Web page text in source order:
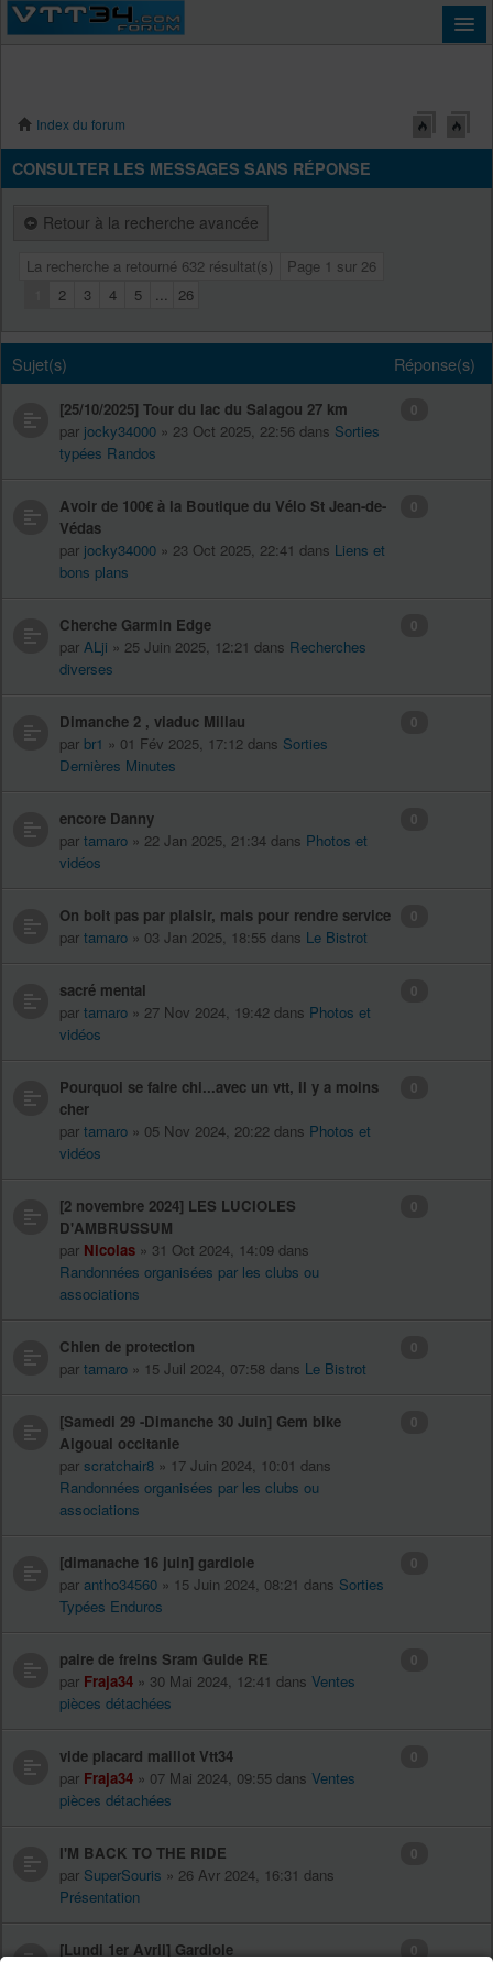
Index du forum
CONSULTER LES MESSAGES SANS RÉPONSE
Retour à la recherche avancée
La recherche a retourné 632 résultat(s) Page 1 sur 26
2 3 4 5 ... 26
Sujet(s) Réponse(s)
[25/10/2025] Tour du lac du Salagou 27 km
par jocky34000 » 23 Oct 2025, 22:56 dans Sorties
typées Randos
0
Avoir de 100€ à la Boutique du Vélo St Jean-de-
Védas
par jocky34000 » 23 Oct 2025, 22:41 dans Liens et
bons plans
0
Cherche Garmin Edge
par ALji » 25 Juin 2025, 12:21 dans Recherches
diverses
0
Dimanche 2 , viaduc Millau
par br1 » 01 Fév 2025, 17:12 dans Sorties
Dernières Minutes
0
encore Danny
par tamaro » 22 Jan 2025, 21:34 dans Photos et
vidéos
0
On boit pas par plaisir, mais pour rendre service
par tamaro » 03 Jan 2025, 18:55 dans Le Bistrot
0
sacré mental
par tamaro » 27 Nov 2024, 19:42 dans Photos et
vidéos
0
Pourquoi se faire chi...avec un vtt, il y a moins
cher
par tamaro » 05 Nov 2024, 20:22 dans Photos et
vidéos
0
[2 novembre 2024] LES LUCIOLES
D'AMBRUSSUM
par Nicolas » 31 Oct 2024, 14:09 dans
Randonnées organisées par les clubs ou
associations
0
Chien de protection
par tamaro » 15 Juil 2024, 07:58 dans Le Bistrot
0
[Samedi 29 -Dimanche 30 Juin] Gem bike
Aigoual occitanie
par scratchair8 » 17 Juin 2024, 10:01 dans
Randonnées organisées par les clubs ou
associations
0
[dimanache 16 juin] gardiole
par antho34560 » 15 Juin 2024, 08:21 dans Sorties
Typées Enduros
0
paire de freins Sram Guide RE
par Fraja34 » 30 Mai 2024, 12:41 dans Ventes
pièces détachées
0
vide placard maillot Vtt34
par Fraja34 » 07 Mai 2024, 09:55 dans Ventes
pièces détachées
0
I'M BACK TO THE RIDE
par SuperSouris » 26 Avr 2024, 16:31 dans
Présentation
0
[Lundi 1er Avril] Gardiole
0